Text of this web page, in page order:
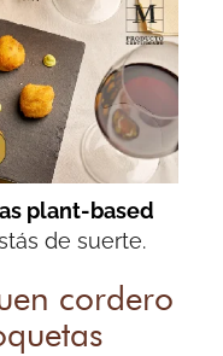
plant-based
de suerte.
cordero